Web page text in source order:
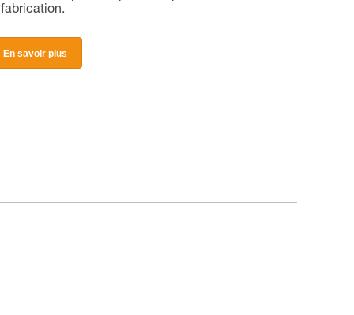
fabrication.
En savoir plus